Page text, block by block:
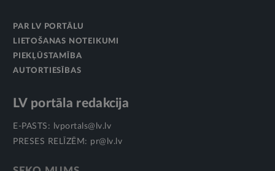
PAR LV PORTĀLU
LIETOŠANAS NOTEIKUMI
PIEKĻŪSTAMĪBA
AUTORTIESĪBAS
LV portāla redakcija
E-PASTS:
lvportals@lv.lv
PRESES RELĪZĒM: pr@lv.lv